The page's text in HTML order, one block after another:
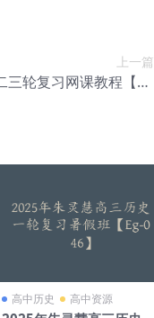
上一篇
轮复习网课教程【Eb
高中历史 高中资源